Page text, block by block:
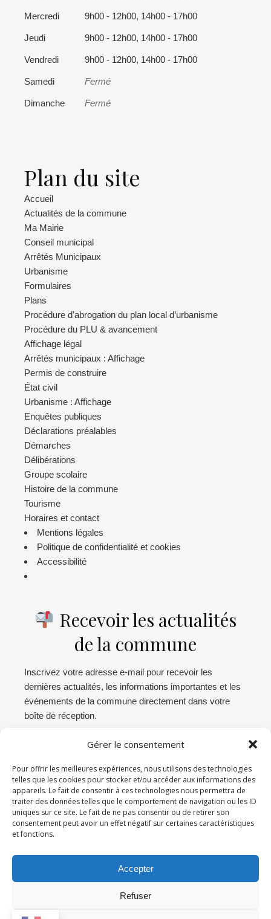
Gérer le consentement
Pour offrir les meilleures expériences, nous utilisons des technologies
telles que les cookies pour stocker et/ou accéder aux informations des
appareils. Le fait de consentir à ces technologies nous permettra de
traiter des données telles que le comportement de navigation ou les ID
uniques sur ce site. Le fait de ne pas consentir ou de retirer son
consentement peut avoir un effet négatif sur certaines caractéristiques
et fonctions.
Accepter
Refuser
Mercredi 9h00 - 12h00, 14h00 - 17h00
Jeudi 9h00 - 12h00, 14h00 - 17h00
Vendredi 9h00 - 12h00, 14h00 - 17h00
Samedi Fermé
Dimanche Fermé
Plan du site
Accueil
Actualités de la commune
Ma Mairie
Conseil municipal
Arrêtés Municipaux
Urbanisme
Formulaires
Plans
Procédure d’abrogation du plan local d’urbanisme
Procédure du PLU & avancement
Affichage légal
Arrêtés municipaux : Affichage
Permis de construire
État civil
Urbanisme : Affichage
Enquêtes publiques
Déclarations préalables
Démarches
Délibérations
Groupe scolaire
Histoire de la commune
Tourisme
Horaires et contact
Mentions légales
Politique de confidentialité et cookies
Accessibilité
Recevoir les actualités
de la commune
Inscrivez votre adresse e-mail pour recevoir les
dernières actualités, les informations importantes et les
événements de la commune directement dans votre
boîte de réception.
Abonnez-vous
Connexion administration
Déconnexion
Mentions légales |